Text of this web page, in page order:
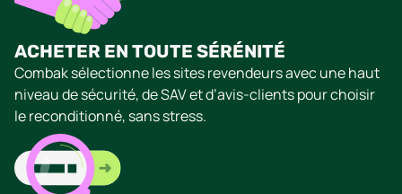
ACHETER EN TOUTE SÉRÉNITÉ
Combak sélectionne les sites revendeurs avec une haut
niveau de sécurité, de SAV et d’avis-clients pour choisir
le reconditionné, sans stress.